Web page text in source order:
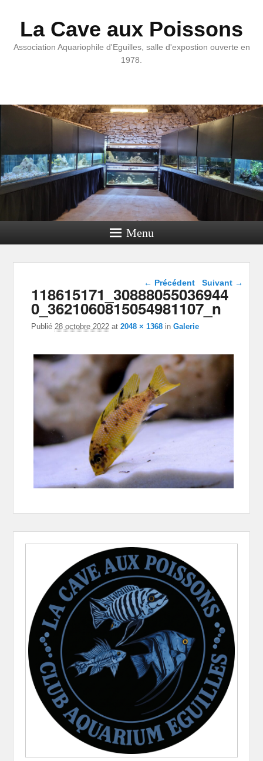
La Cave aux Poissons
Association Aquariophile d'Eguilles, salle d'expostion ouverte en
1978.
Menu
Navigation dans les
images
← Précédent Suivant →
118615171_30888055036944
0_3621060815054981107_n
Publié 28 octobre 2022 at2048 × 1368 inGalerie